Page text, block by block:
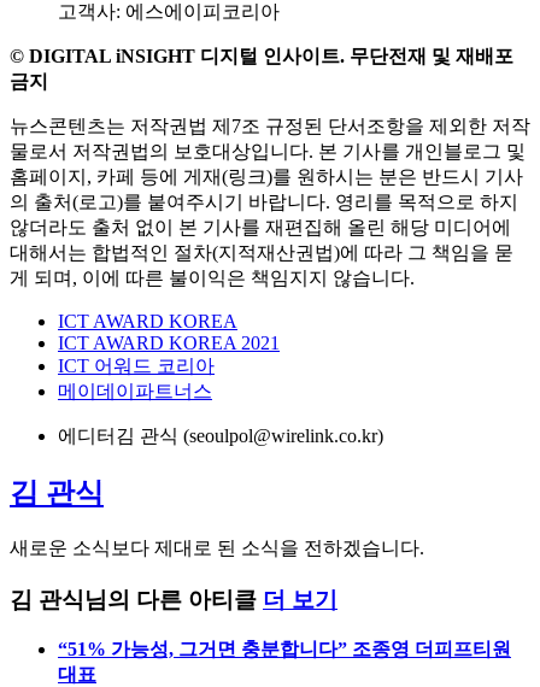
고객사: 에스에이피코리아
© DIGITAL iNSIGHT 디지털 인사이트. 무단전재 및 재배포
금지
뉴스콘텐츠는 저작권법 제7조 규정된 단서조항을 제외한 저작
물로서 저작권법의 보호대상입니다. 본 기사를 개인블로그 및
홈페이지, 카페 등에 게재(링크)를 원하시는 분은 반드시 기사
의 출처(로고)를 붙여주시기 바랍니다. 영리를 목적으로 하지
않더라도 출처 없이 본 기사를 재편집해 올린 해당 미디어에
대해서는 합법적인 절차(지적재산권법)에 따라 그 책임을 묻
게 되며, 이에 따른 불이익은 책임지지 않습니다.
ICT AWARD KOREA
ICT AWARD KOREA 2021
ICT 어워드 코리아
메이데이파트너스
에디터 김 관식 (seoulpol@wirelink.co.kr)
김 관식
새로운 소식보다 제대로 된 소식을 전하겠습니다.
김 관식님의 다른 아티클 더 보기
“51% 가능성, 그거면 충분합니다” 조종영 더피프티원
대표